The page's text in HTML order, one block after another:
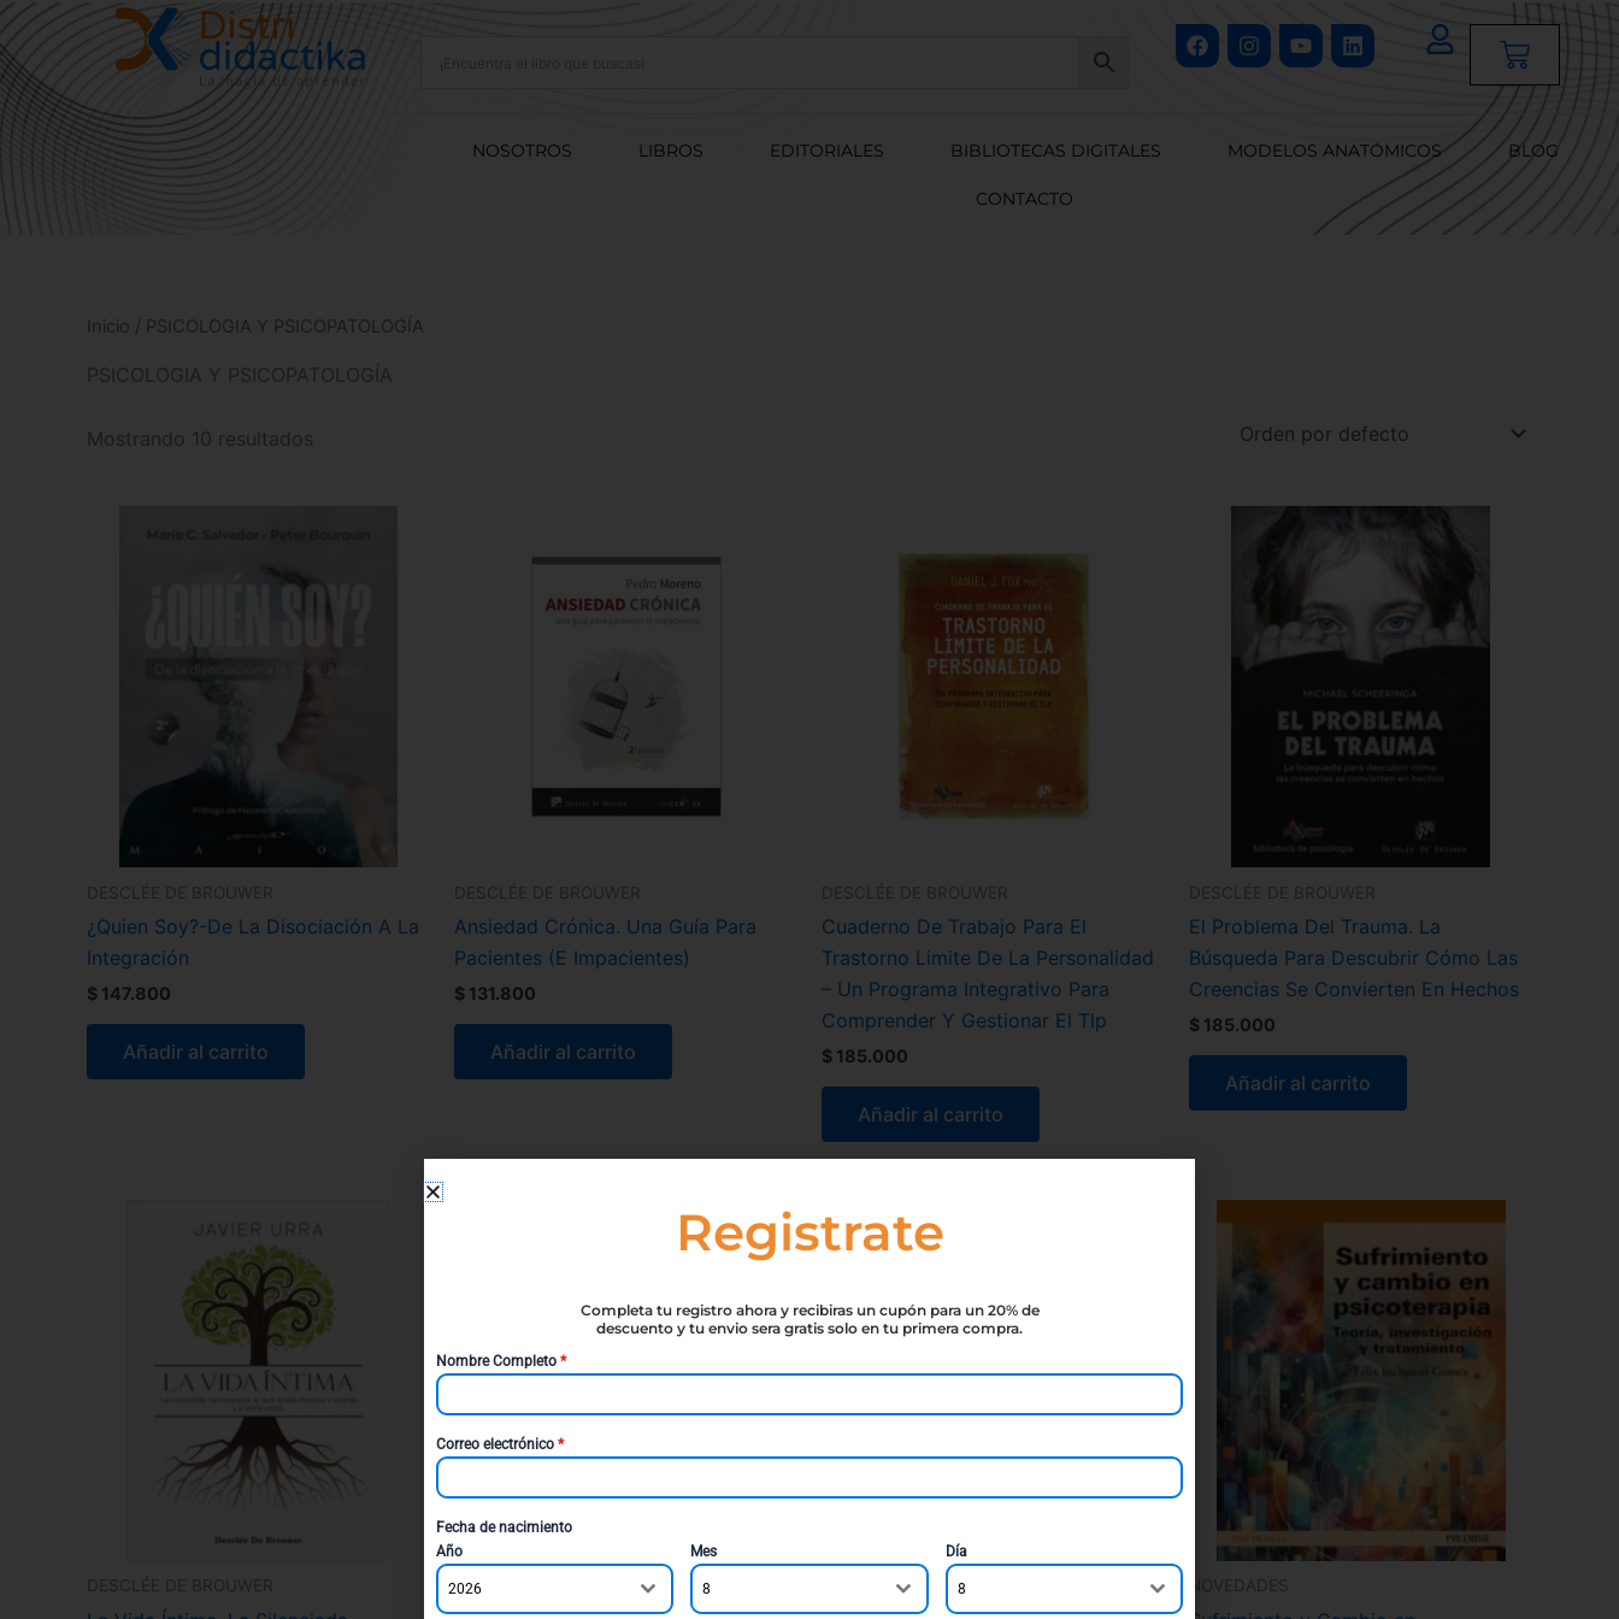
Ir
al
contenido
FacebookInstagram
YoutubeLinkedin
Cart
NOSOTROS LIBROS EDITORIALES BIBLIOTECAS DIGITALES MODELOS ANATÓMICOS BLOG
CONTACTO
Inicio / PSICOLOGIA Y PSICOPATOLOGÍA
PSICOLOGIA Y PSICOPATOLOGÍA
Mostrando 10 resultados
DESCLÉE DE BROUWER
¿Quien Soy?-De La Disociación A La
Integración
$ 147.800
Añadir al carrito
DESCLÉE DE BROUWER
Ansiedad Crónica. Una Guía Para
Pacientes (E Impacientes)
$ 131.800
Añadir al carrito
DESCLÉE DE BROUWER
Cuaderno De Trabajo Para El
Trastorno Limite De La Personalidad
– Un Programa Integrativo Para
Comprender Y Gestionar El Tlp
$ 185.000
Añadir al carrito
DESCLÉE DE BROUWER
El Problema Del Trauma. La
Búsqueda Para Descubrir Cómo Las
Creencias Se Convierten En Hechos
$ 185.000
Añadir al carrito
DESCLÉE DE BROUWER DESCLÉE DE BROUWER DESCLÉE DE BROUWER NOVEDADES
Registrate
Completa tu registro ahora y recibiras un cupón para un 20% de
descuento y tu envio sera gratis solo en tu primera compra.
Nombre Completo *
Correo electrónico *
Fecha de nacimiento
Año
2026
Mes
8
Día
8